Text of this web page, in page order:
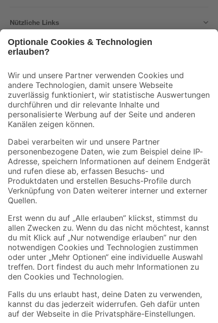
Nützliche Links
Der toom Newsletter: Keine Angebote und Aktionen mehr verpassen!
Zur Newsletter Anmeldung
Folge uns
Zahlungsarten Versandarten
Sicher einkaufen
Jetzt die toom-App herunterladen
Alle Preisangaben in EUR inkl. gesetzl. MwSt.. Die dargestellten Angebote sind unter
Umständen nicht in allen Märkten verfügbar. Die angegebenen Verfügbarkeiten beziehen